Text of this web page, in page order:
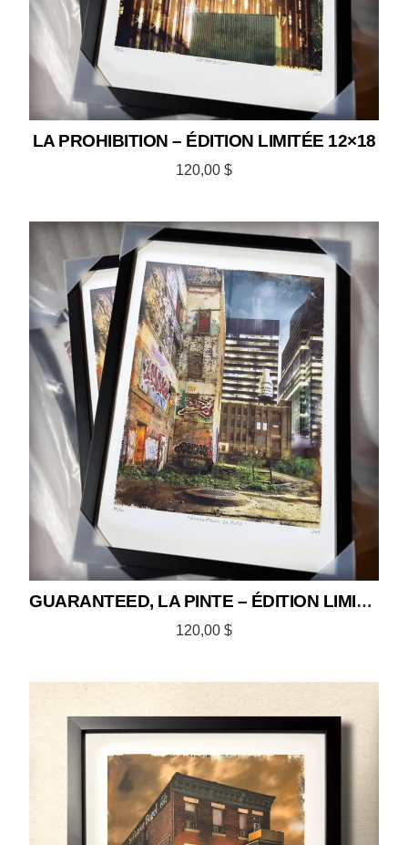
LA PROHIBITION – ÉDITION LIMITÉE 12×18
120,00 $
GUARANTEED, LA PINTE – ÉDITION LIMITÉE 12×18
120,00 $